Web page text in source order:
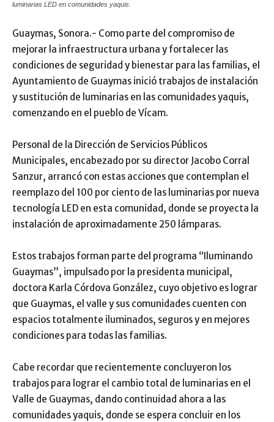
luminarias LED en comunidades yaquis.
Guaymas, Sonora.- Como parte del compromiso de
mejorar la infraestructura urbana y fortalecer las
condiciones de seguridad y bienestar para las familias, el
Ayuntamiento de Guaymas inició trabajos de instalación
y sustitución de luminarias en las comunidades yaquis,
comenzando en el pueblo de Vícam.
Personal de la Dirección de Servicios Públicos
Municipales, encabezado por su director Jacobo Corral
Sanzur, arrancó con estas acciones que contemplan el
reemplazo del 100 por ciento de las luminarias por nueva
tecnología LED en esta comunidad, donde se proyecta la
instalación de aproximadamente 250 lámparas.
Estos trabajos forman parte del programa “Iluminando
Guaymas”, impulsado por la presidenta municipal,
doctora Karla Córdova González, cuyo objetivo es lograr
que Guaymas, el valle y sus comunidades cuenten con
espacios totalmente iluminados, seguros y en mejores
condiciones para todas las familias.
Cabe recordar que recientemente concluyeron los
trabajos para lograr el cambio total de luminarias en el
Valle de Guaymas, dando continuidad ahora a las
comunidades yaquis, donde se espera concluir en los